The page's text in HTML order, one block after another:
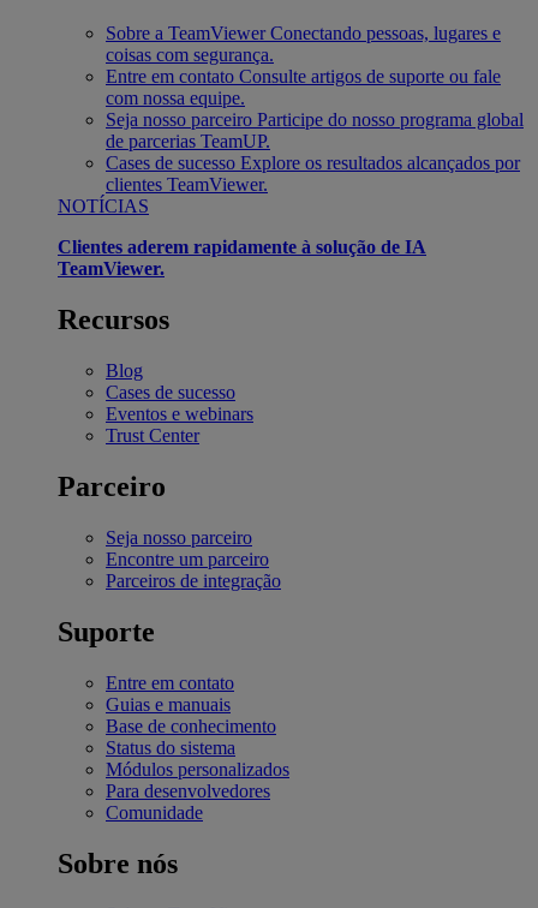
Sobre a TeamViewer Conectando pessoas, lugares e
coisas com segurança.
Entre em contato Consulte artigos de suporte ou fale
com nossa equipe.
Seja nosso parceiro Participe do nosso programa global
de parcerias TeamUP.
Cases de sucesso Explore os resultados alcançados por
clientes TeamViewer.
NOTÍCIAS
Clientes aderem rapidamente à solução de IA
TeamViewer.
Recursos
Blog
Cases de sucesso
Eventos e webinars
Trust Center
Parceiro
Seja nosso parceiro
Encontre um parceiro
Parceiros de integração
Suporte
Entre em contato
Guias e manuais
Base de conhecimento
Status do sistema
Módulos personalizados
Para desenvolvedores
Comunidade
Sobre nós